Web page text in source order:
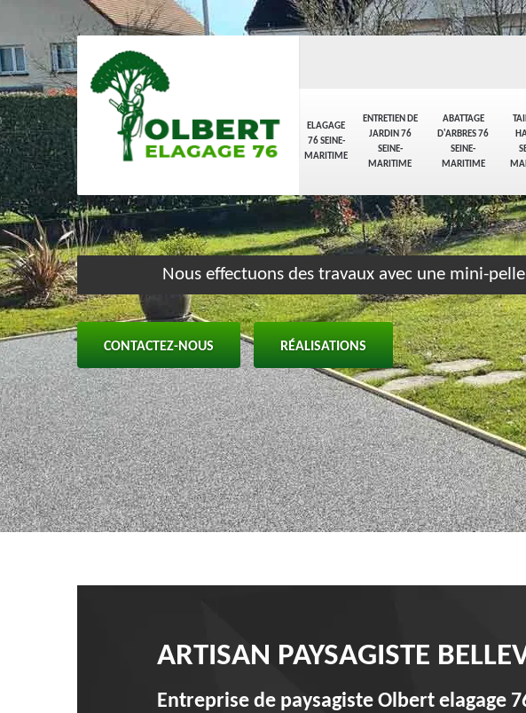
ELAGAGE
76 SEINE-
MARITIME
ENTRETIEN DE
JARDIN 76
SEINE-
MARITIME
ABATTAGE
D'ARBRES 76
SEINE-
MARITIME
Nous effectuons des travaux avec une mini-pelle
CONTACTEZ-NOUS RÉALISATIONS
ARTISAN PAYSAGISTE
Entreprise de paysagiste Olbert elagage